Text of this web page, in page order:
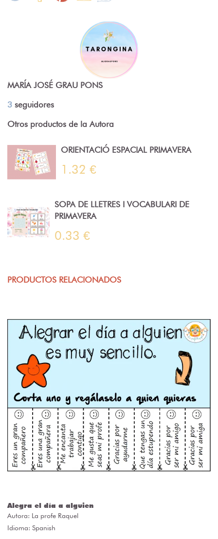
MARÍA JOSÉ GRAU PONS
3 seguidores
Otros productos de la Autora
ORIENTACIÓ ESPACIAL PRIMAVERA
1.32 €
SOPA DE LLETRES I VOCABULARI DE
PRIMAVERA
0.33 €
PRODUCTOS RELACIONADOS
Alegra el día a alguien
Autora: La profe Raquel
Idioma: Spanish